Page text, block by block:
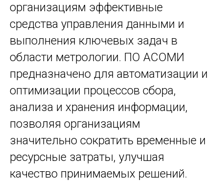
организациям эффективные
средства управления данными и
выполнения ключевых задач в
области метрологии. ПО АСОМИ
предназначено для автоматизации и
оптимизации процессов сбора,
анализа и хранения информации,
позволяя организациям
значительно сократить временные и
ресурсные затраты, улучшая
качество принимаемых решений.